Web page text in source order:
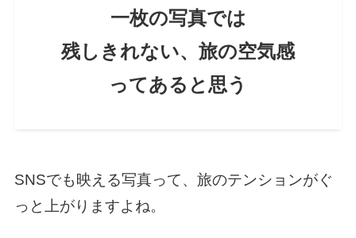
一枚の写真では
残しきれない、旅の空気感
ってあると思う
SNSでも映える写真って、旅のテンションがぐ
っと上がりますよね。